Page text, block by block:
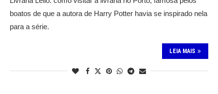
boatos de que a autora de Harry Potter havia se inspirado nela
para a série.
LEIA MAIS